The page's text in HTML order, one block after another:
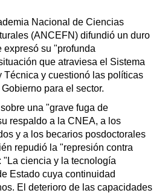
Nacional de Ciencias
(ANCEFN) difundió un duro
expresó su "profunda
que atraviesa el Sistema
Técnica y cuestionó las políticas
para el sector.
una "grave fuga de
respaldo a la CNEA, a los
y a los becarios posdoctorales
repudió la "represión contra
"La ciencia y la tecnología
Estado cuya continuidad
El deterioro de las capacidades